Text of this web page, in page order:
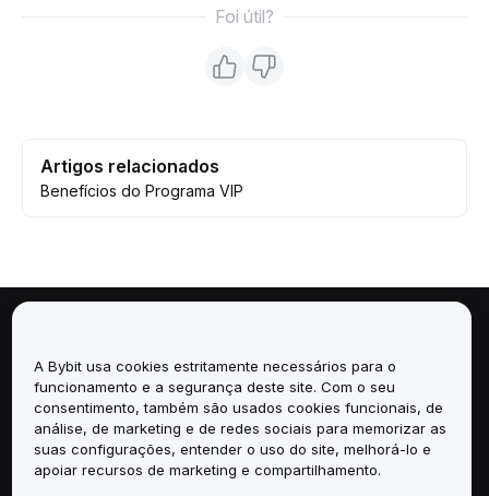
Foi útil?
Artigos relacionados
Benefícios do Programa VIP
Serviços
Suporte
A Bybit usa cookies estritamente necessários para o
funcionamento e a segurança deste site. Com o seu
consentimento, também são usados cookies funcionais, de
análise, de marketing e de redes sociais para memorizar as
suas configurações, entender o uso do site, melhorá-lo e
apoiar recursos de marketing e compartilhamento.